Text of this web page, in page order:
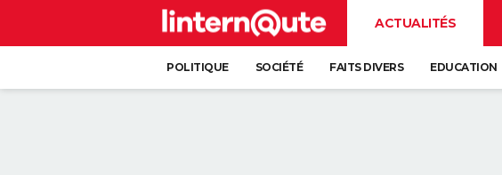
ACTUALITÉS
POLITIQUE SOCIÉTÉ FAITS DIVERS EDUCATION